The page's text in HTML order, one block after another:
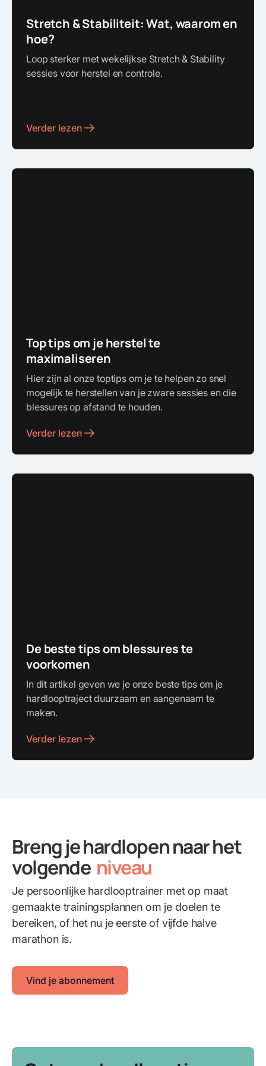
Stretch & Stabiliteit: Wat, waarom en
hoe?
Loop sterker met wekelijkse Stretch & Stability
sessies voor herstel en controle.
Verder lezen
Top tips om je herstel te
maximaliseren
Hier zijn al onze toptips om je te helpen zo snel
mogelijk te herstellen van je zware sessies en die
blessures op afstand te houden.
Verder lezen
De beste tips om blessures te
voorkomen
In dit artikel geven we je onze beste tips om je
hardlooptraject duurzaam en aangenaam te
maken.
Verder lezen
Breng je hardlopen naar het
volgende niveau
Je persoonlijke hardlooptrainer met op maat
gemaakte trainingsplannen om je doelen te
bereiken, of het nu je eerste of vijfde halve
marathon is.
Vind je abonnement